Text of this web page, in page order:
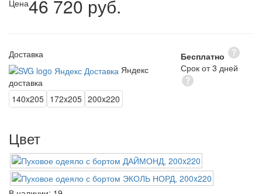
Цена46 720 руб.
Доставка
Бесплатно
Яндекс
доставка
Срок от 3 дней
140x205 172x205 200x220
Цвет